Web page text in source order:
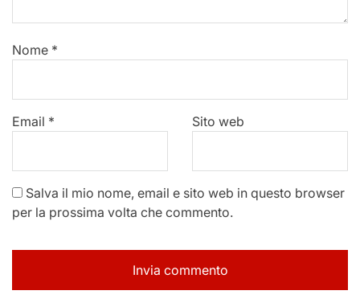
Nome *
Email * Sito web
Salva il mio nome, email e sito web in questo browser
per la prossima volta che commento.